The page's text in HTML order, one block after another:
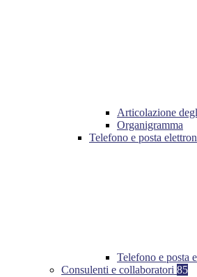
Articolazione
Organigramma
Telefono e posta
Telefono e posta
Consulenti e collaboratori 85